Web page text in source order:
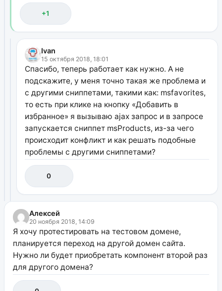
+1
Ivan
15 октября 2018, 18:01
Спасибо, теперь работает как нужно. А не
подскажите, у меня точно такая же проблема и
с другими сниппетами, такими как: msfavorites,
то есть при клике на кнопку «Добавить в
избранное» я вызываю ajax запрос и в запросе
запускается сниппет msProducts, из-за чего
происходит конфликт и как решать подобные
проблемы с другими сниппетами?
0
Алексей
20 ноября 2018, 14:09
Я хочу протестировать на тестовом домене,
планируется переход на другой домен сайта.
Нужно ли будет приобретать компонент второй раз
для другого домена?